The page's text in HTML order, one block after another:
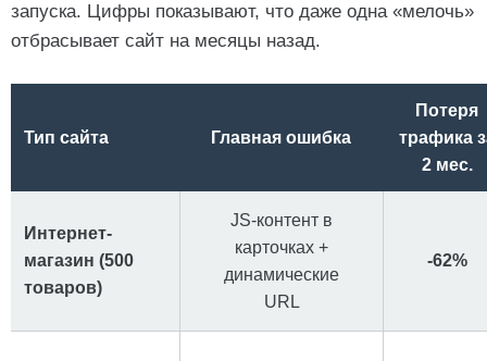
запуска. Цифры показывают, что даже одна «мелочь»
отбрасывает сайт на месяцы назад.
Тип сайта Главная ошибка
Потеря
трафика
2 мес.
Интернет-
магазин (500
товаров)
JS-контент в
карточках +
динамические
URL
-62%